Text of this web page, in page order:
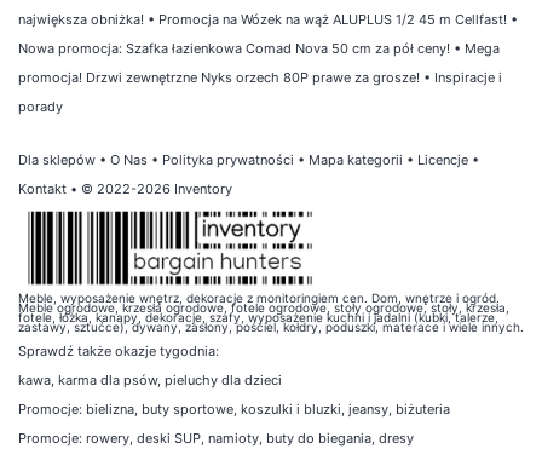
największa obniżka! • Promocja na Wózek na wąż ALUPLUS 1/2 45 m Cellfast! •
Nowa promocja: Szafka łazienkowa Comad Nova 50 cm za pół ceny! • Mega
promocja! Drzwi zewnętrzne Nyks orzech 80P prawe za grosze! • Inspiracje i
porady
Dla sklepów • O Nas • Polityka prywatności • Mapa kategorii • Licencje •
Kontakt • © 2022-2026 Inventory
Meble, wyposażenie wnętrz, dekoracje z monitoringiem cen. Dom, wnętrze i ogród.
Meble ogrodowe, krzesła ogrodowe, fotele ogrodowe, stoły ogrodowe, stoły, krzesła,
fotele, łóżka, kanapy, dekoracje, szafy, wyposażenie kuchni i jadalni (kubki, talerze,
zastawy, sztućce), dywany, zasłony, pościel, kołdry, poduszki, materace i wiele innych.
Sprawdź także okazje tygodnia:
kawa, karma dla psów, pieluchy dla dzieci
Promocje: bielizna, buty sportowe, koszulki i bluzki, jeansy, biżuteria
Promocje: rowery, deski SUP, namioty, buty do biegania, dresy